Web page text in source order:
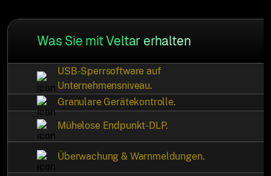
Was Sie mit Veltar erhalten
USB-Sperrsoftware auf
Unternehmensniveau.
Granulare Gerätekontrolle.
Mühelose Endpunkt-DLP.
Überwachung & Warnmeldungen.